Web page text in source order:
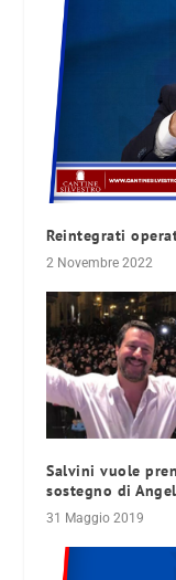
Reintegrati
2 Novembre 2022
Salvini vuole
sostegno di
31 Maggio 2019